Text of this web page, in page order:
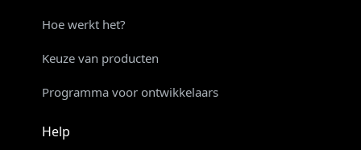
Hoe werkt het?
Keuze van producten
Programma voor ontwikkelaars
Help